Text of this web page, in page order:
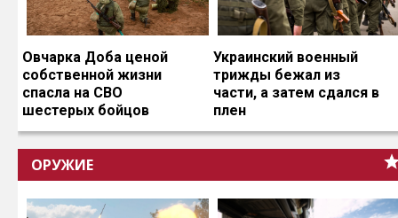
Овчарка Доба ценой
собственной жизни
спасла на СВО
шестерых бойцов
Украинский военный
трижды бежал из
части, а затем сдался в
плен
ОРУЖИЕ